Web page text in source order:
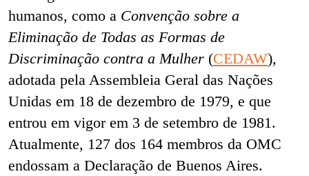
humanos, como a Convenção sobre a
Eliminação de Todas as Formas de
Discriminação contra a Mulher (CEDAW),
adotada pela Assembleia Geral das Nações
Unidas em 18 de dezembro de 1979, e que
entrou em vigor em 3 de setembro de 1981.
Atualmente, 127 dos 164 membros da OMC
endossam a Declaração de Buenos Aires.